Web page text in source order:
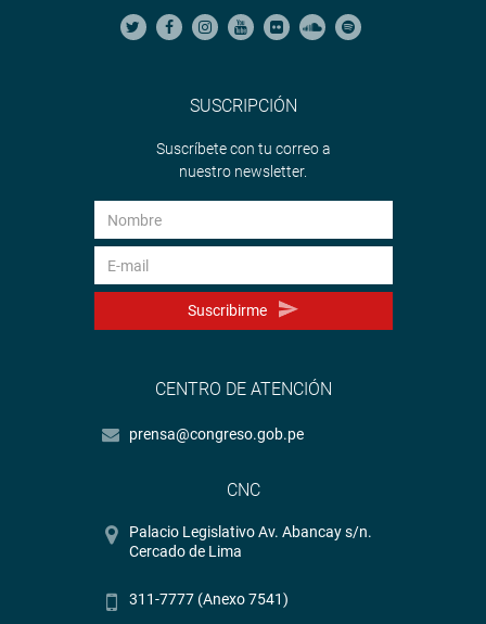
SUSCRIPCIÓN
Suscríbete con tu correo a
nuestro newsletter.
Suscribirme
CENTRO DE ATENCIÓN
prensa@congreso.gob.pe
CNC
Palacio Legislativo Av. Abancay s/n.
Cercado de Lima
311-7777 (Anexo 7541)